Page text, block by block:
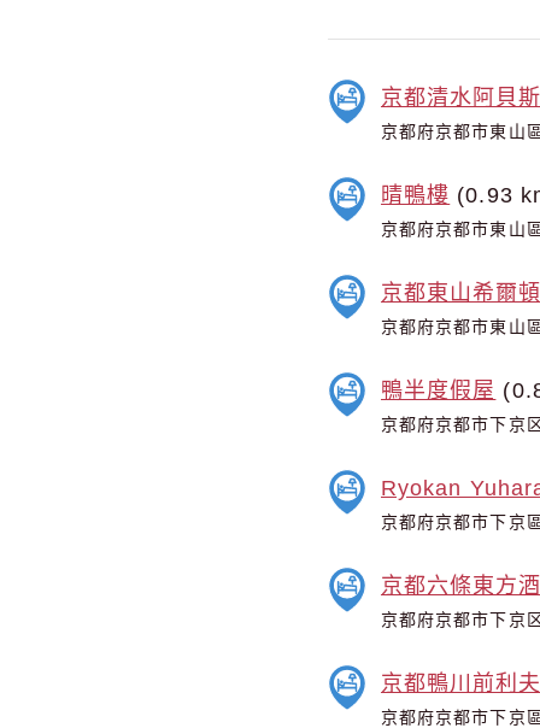
京都清水阿貝
京都府京都市東山
晴鴨樓 (0.93
京都府京都市東山
京都東山希爾
京都府京都市東山
鴨半度假屋
京都府京都市下京
Ryokan
京都府京都市下京
京都六條東方
京都府京都市下京
京都鴨川前利
京都府京都市下京